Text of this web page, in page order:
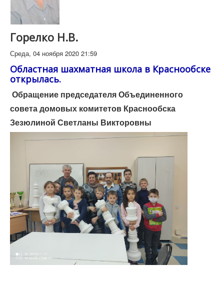
Горелко Н.В.
Среда, 04 ноября 2020 21:59
Областная шахматная школа в Краснообске
открылась.
Обращение председателя Объединенного
совета домовых комитетов Краснообска
Зезюлиной Светланы Викторовны